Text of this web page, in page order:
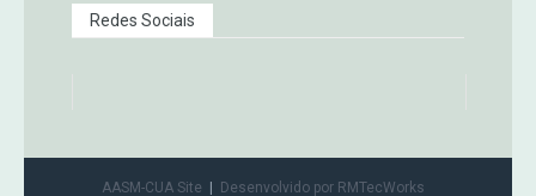
Redes Sociais
AASM-CUA Site Desenvolvido por RMTecWorks